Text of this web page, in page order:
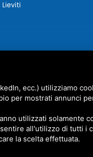
Lieviti
• PRIVACY•SITEMAP
ecc.) utilizziamo
per mostrati annunci
utilizzati solamente
all'utilizzo di tutti i
la scelta effettuata.